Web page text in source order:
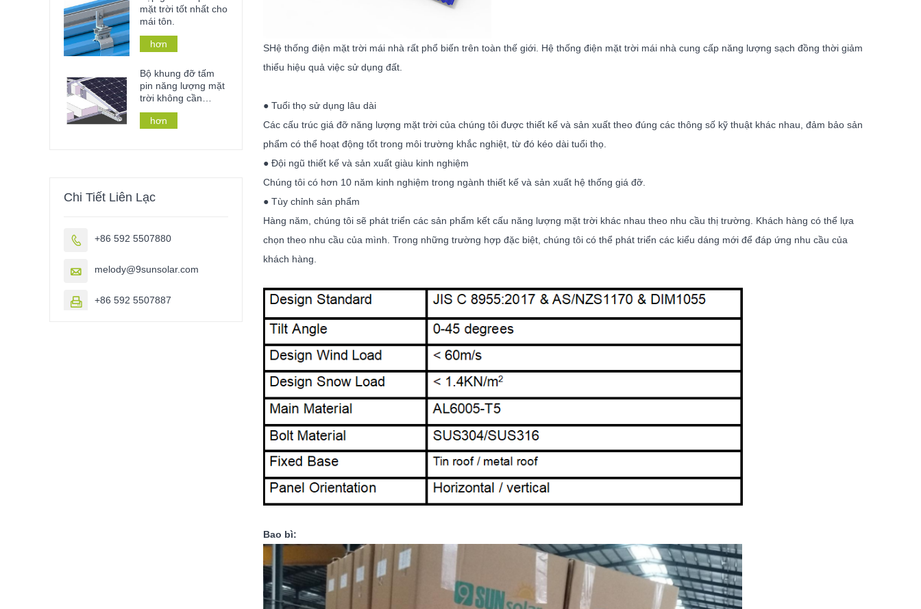
SHệ thống điện mặt trời mái nhà rất phổ biến trên toàn thế giới. Hệ thống điện mặt trời mái nhà cung cấp năng lượng sạch đồng thời giảm
thiểu hiệu quả việc sử dụng đất.
● Tuổi thọ sử dụng lâu dài
Các cấu trúc giá đỡ năng lượng mặt trời của chúng tôi được thiết kế và sản xuất theo đúng các thông số kỹ thuật khác nhau, đảm bảo sản
phẩm có thể hoạt động tốt trong môi trường khắc nghiệt, từ đó kéo dài tuổi thọ.
● Đội ngũ thiết kế và sản xuất giàu kinh nghiệm
Chúng tôi có hơn 10 năm kinh nghiệm trong ngành thiết kế và sản xuất hệ thống giá đỡ.
● Tùy chỉnh sản phẩm
Hàng năm, chúng tôi sẽ phát triển các sản phẩm kết cấu năng lượng mặt trời khác nhau theo nhu cầu thị trường. Khách hàng có thể lựa
chọn theo nhu cầu của mình. Trong những trường hợp đặc biệt, chúng tôi có thể phát triển các kiểu dáng mới để đáp ứng nhu cầu của
khách hàng.
Bao bì:
mặt trời tốt nhất cho
mái tôn.
hơn
Bộ khung đỡ tấm
pin năng lượng mặt
trời không cần
khoan xuyên mái
nhà, mái lợp bằng
hơn
Chi Tiết Liên Lạc
 +86 592 5507880
 melody@9sunsolar.com
 +86 592 5507887